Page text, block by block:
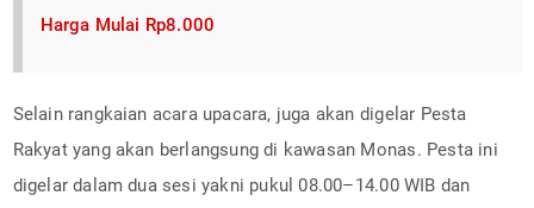
Harga Mulai Rp8.000
Selain rangkaian acara upacara, juga akan digelar Pesta
Rakyat yang akan berlangsung di kawasan Monas. Pesta ini
digelar dalam dua sesi yakni pukul 08.00–14.00 WIB dan